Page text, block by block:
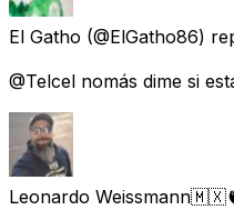
El Gatho (@ElGatho86)
@Telcel nomás dime si
Leonardo